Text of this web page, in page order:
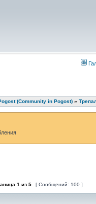
(Community in Pogost) »
1 из 5 [ Сообщений: 100 ]